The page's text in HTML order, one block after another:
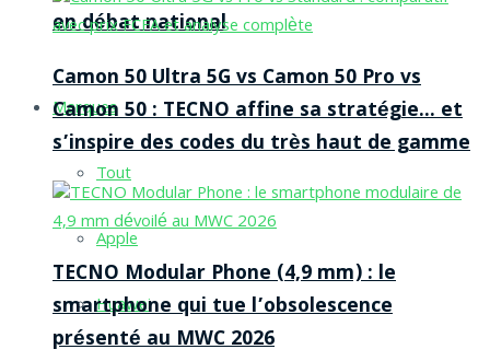
en débat national
Marques
Tout
Apple
Huawei
Camon 50 Ultra 5G vs Camon 50 Pro vs
Camon 50 : TECNO affine sa stratégie… et
s’inspire des codes du très haut de gamme
TECNO Modular Phone (4,9 mm) : le
smartphone qui tue l’obsolescence
présenté au MWC 2026